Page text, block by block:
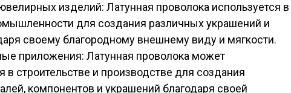
изделий: Латунная проволока используется в
для создания различных украшений и
своему благородному внешнему виду и мягкости.
приложения: Латунная проволока может
в строительстве и производстве для создания
компонентов и украшений благодаря своей